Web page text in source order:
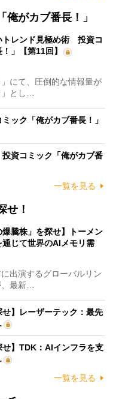
がカブ番長！」
トレンド見極め術 投資コ
」【第11回】
にて、圧倒的な情報量が
」とし…
ック「俺がカブ番長！」
資コミック「俺がカブ番
一覧を見る
せ！
爆騰株」を探せ】トーメン
じて世界のAIメモリ需
出演するグローバルリン
、最新…
せ】レーザーテック：最先
せ】TDK：AIインフラを支
一覧を見る